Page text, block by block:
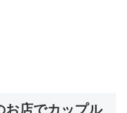
お店でカップル